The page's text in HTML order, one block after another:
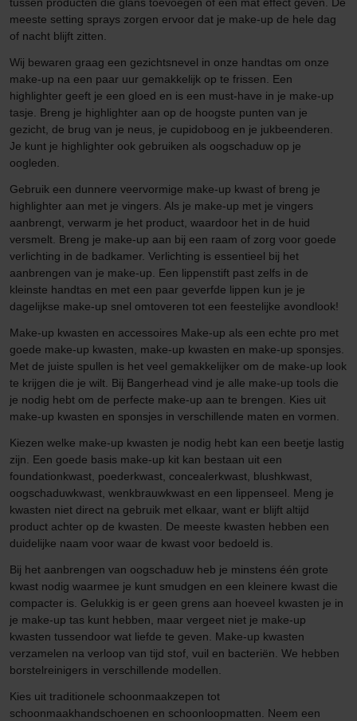
meeste setting sprays zorgen ervoor dat je make-up de hele dag
of nacht blijft zitten.
Wij bewaren graag een gezichtsnevel in onze handtas om onze
make-up na een paar uur gemakkelijk op te frissen. Een
highlighter geeft je een gloed en is een must-have in je make-up
tasje. Breng je highlighter aan op de hoogste punten van je
gezicht, de brug van je neus, je cupidoboog en je jukbeenderen.
Je kunt je highlighter ook gebruiken als oogschaduw op je
oogleden.
Gebruik een dunnere veervormige make-up kwast of breng je
highlighter aan met je vingers. Als je make-up met je vingers
aanbrengt, verwarm je het product, waardoor het in de huid
versmelt. Breng je make-up aan bij een raam of zorg voor goede
verlichting in de badkamer. Verlichting is essentieel bij het
aanbrengen van je make-up. Een lippenstift past zelfs in de
kleinste handtas en met een paar geverfde lippen kun je je
dagelijkse make-up snel omtoveren tot een feestelijke avondlook!
Make-up kwasten en accessoires Make-up als een echte pro met
goede make-up kwasten, make-up kwasten en make-up sponsjes.
Met de juiste spullen is het veel gemakkelijker om de make-up look
te krijgen die je wilt. Bij Bangerhead vind je alle make-up tools die
je nodig hebt om de perfecte make-up aan te brengen. Kies uit
make-up kwasten en sponsjes in verschillende maten en vormen.
Kiezen welke make-up kwasten je nodig hebt kan een beetje lastig
zijn. Een goede basis make-up kit kan bestaan uit een
foundationkwast, poederkwast, concealerkwast, blushkwast,
oogschaduwkwast, wenkbrauwkwast en een lippenseel. Meng je
kwasten niet direct na gebruik met elkaar, want er blijft altijd
product achter op de kwasten. De meeste kwasten hebben een
duidelijke naam voor waar de kwast voor bedoeld is.
Bij het aanbrengen van oogschaduw heb je minstens één grote
kwast nodig waarmee je kunt smudgen en een kleinere kwast die
compacter is. Gelukkig is er geen grens aan hoeveel kwasten je in
je make-up tas kunt hebben, maar vergeet niet je make-up
kwasten tussendoor wat liefde te geven. Make-up kwasten
verzamelen na verloop van tijd stof, vuil en bacteriën. We hebben
borstelreinigers in verschillende modellen.
Kies uit traditionele schoonmaakzepen tot
schoonmaakhandschoenen en schoonloopmatten. Neem een